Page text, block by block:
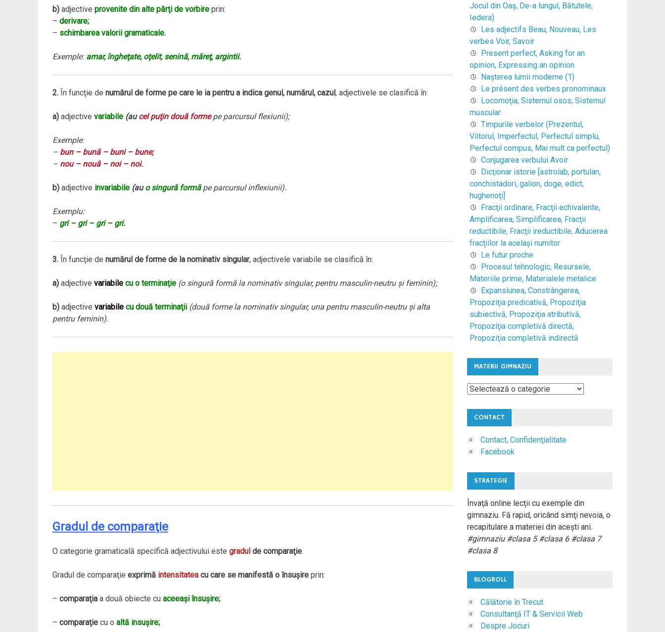
b)adjective provenite din alte părţi de vorbireprin:
– derivare;
– schimbarea valorii gramaticale.
Exemple: amar, îngheţate, oţelit, senină, măreţ, argintii.
2.În funcţie de numărul de forme pe care le ia pentru a indica genul, numărul, cazul , adjectivele se clasifică în:
a)adjective variabile (au cel puţin două formepe parcursul flexiunii);
Exemple:
– bun – bună–buni–bune;
– nou–nouă–noi–noi.
b)adjective invariabile (au o singură formăpe parcursul inflexiunii).
Exemplu:
– gri – gri – gri – gri.
3.În funcţie de numărul de forme de la nominativ singular, adjectivele variabile se clasifică în:
a)adjective variabilecu o terminaţie (o singură formă la nominativ singular, pentru masculin-neutru şi feminin);
b)adjective variabilecu două terminaţii (două forme la nominativ singular, una pentru masculin-neutru şi alta
pentru feminin).
Gradul de comparaţie
O categorie gramaticală specifică adjectivului este gradul de comparaţie.
Gradul de comparaţie exprimă intensitateacu care se manifestă o însuşireprin:
– comparaţiaa două obiecte cu aceeaşi însuşire;
– comparaţiecu o altă insuşire;
Jocul din Oaş, De-a lungul, Bătutele,
Iedera)
Les adjectifs Beau, Nouveau, Les
verbes Voir, Savoir
Present perfect, Asking for an
opinion, Expressing an opinion
Naşterea lumii moderne (1)
Le présent des verbes pronominaux
Locomoţia, Sistemul osos, Sistemul
muscular
Timpurile verbelor (Prezentul,
Viitorul, Imperfectul, Perfectul simplu,
Perfectul compus, Mai mult ca perfectul)
Conjugarea verbului Avoir
Dicţionar istorie [astrolab, portulan,
conchistadori, galion, doge, edict,
hughenoţi]
Fracţii ordinare, Fracţii echivalente,
Amplificarea, Simplificarea, Fracţii
reductibile, Fracţii ireductibile, Aducerea
fracţiilor la acelaşi numitor
Le futur proche
Procesul tehnologic, Resursele,
Materiile prime, Materialele metalice
Expansiunea, Constrângerea,
Propoziţia predicativă, Propoziţia
subiectivă, Propoziţia atributivă,
Propoziţia completivă directă,
Propoziţia completivă indirectă
MATERII GIMNAZIU
Materii
CONTACT
Contact, Confidenţialitate
Facebook
STRATEGIE
Învaţă online lecţii cu exemple din
gimnaziu. Fă rapid, oricând simţi nevoia, o
recapitulare a materiei din aceşti ani.
#gimnaziu #clasa 5 #clasa 6 #clasa 7
#clasa 8
BLOGROLL
Călătorie în Trecut
Consultanţă IT & Servicii Web
Despre Jocuri